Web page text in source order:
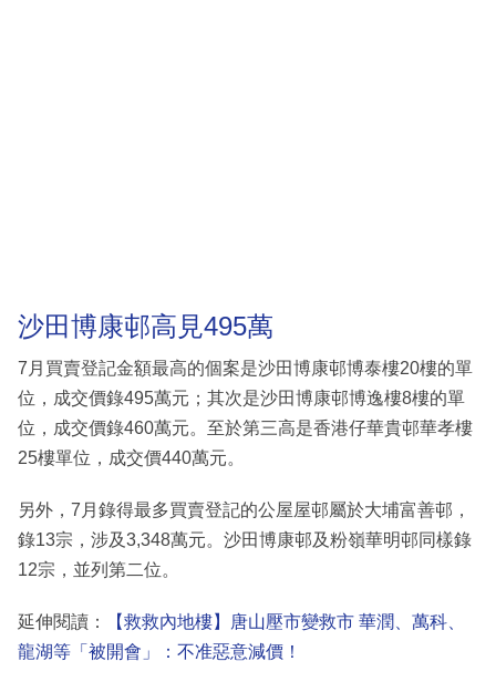
沙田博康邨高見495萬
7月買賣登記金額最高的個案是沙田博康邨博泰樓20樓的單
位，成交價錄495萬元；其次是沙田博康邨博逸樓8樓的單
位，成交價錄460萬元。至於第三高是香港仔華貴邨華孝樓
25樓單位，成交價440萬元。
另外，7月錄得最多買賣登記的公屋屋邨屬於大埔富善邨，
錄13宗，涉及3,348萬元。沙田博康邨及粉嶺華明邨同樣錄
12宗，並列第二位。
延伸閱讀：
【救救內地樓】唐山壓市變救市 華潤、萬科、
龍湖等「被開會」：不准惡意減價！